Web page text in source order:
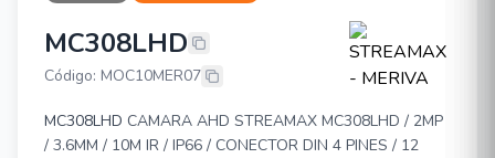
STREAMAX - MERIVA MC308LHD
MC308LHD
Código: MOC10MER07
MC308LHD CAMARA AHD STREAMAX MC308LHD / 2MP
/ 3.6MM / 10M IR / IP66 / CONECTOR DIN 4 PINES / 12